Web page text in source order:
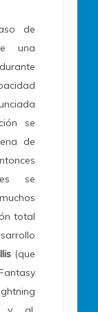
de
una
se
de
se
total
(que